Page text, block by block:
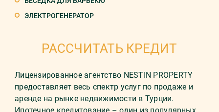
ЭЛЕКТРОГЕНЕРАТОР
РАССЧИТАТЬ КРЕДИТ
Лицензированное агентство NESTIN PROPERTY
предоставляет весь спектр услуг по продаже и
аренде на рынке недвижимости в Турции.